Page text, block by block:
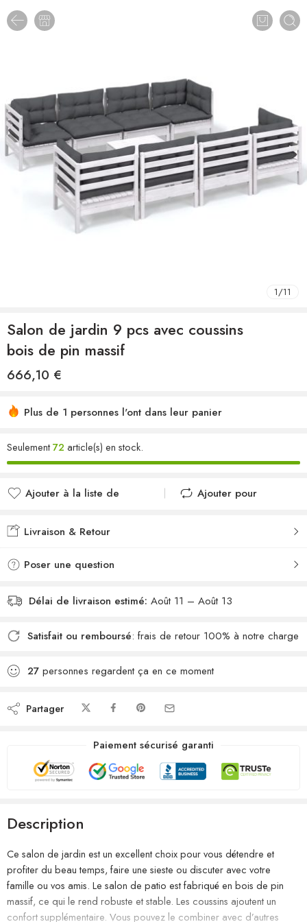
1/11
Salon de jardin 9 pcs avec coussins
bois de pin massif
666,10 €
Plus de 1 personnes l'ont dans leur panier
Seulement72 article(s) en stock.
Ajouter à la liste de
Ajouté à la liste de
Ajouter pour
Livraison & Retour
Poser une question
Délai de livraison estimé: Août 11 – Août 13
Satisfait ou remboursé: frais de retour 100% à notre charge
27 personnes regardent ça en ce moment
Partager
Paiement sécurisé garanti
Description
Ce salon de jardin est un excellent choix pour vous détendre et
profiter du beau temps, faire une sieste ou discuter avec votre
famille ou vos amis. Le salon de patio est fabriqué en bois de pin
massif, ce qui le rend robuste et stable. Les coussins ajoutent un
confort supplémentaire. Vous pouvez le combiner avec d’autres